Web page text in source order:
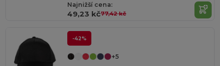
Najnižší cena:
49,23 kč77,42 kč
-42%
+5